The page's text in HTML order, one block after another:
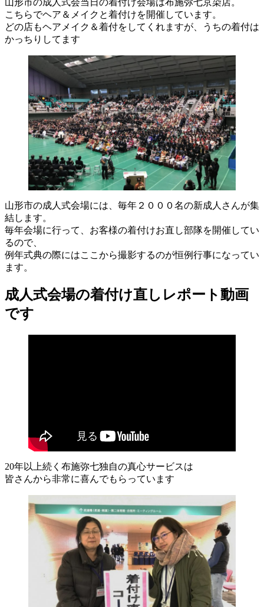
山形市の成人式会当日の着付け会場は布施弥七京染店。
こちらでヘア＆メイクと着付けを開催しています。
どの店もヘアメイク＆着付をしてくれますが、うちの着付は
かっちりしてます
山形市の成人式会場には、毎年２０００名の新成人さんが集
結します。
毎年会場に行って、お客様の着付けお直し部隊を開催してい
るので、
例年式典の際にはここから撮影するのが恒例行事になってい
ます。
成人式会場の着付け直しレポート動画
です
20年以上続く布施弥七独自の真心サービスは
皆さんから非常に喜んでもらっています